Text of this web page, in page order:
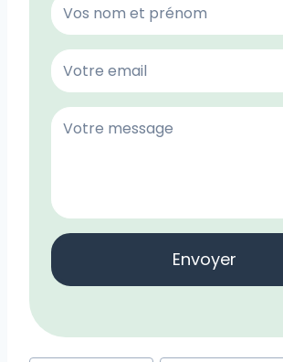
Envoyer